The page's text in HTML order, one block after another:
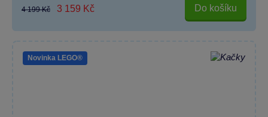
4 199 Kč 3 159 Kč Do košíku
Novinka LEGO®